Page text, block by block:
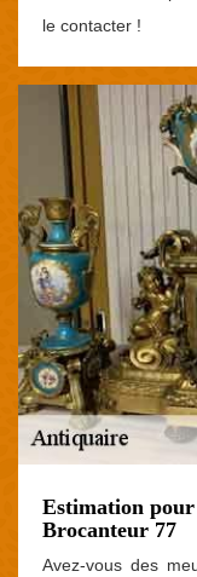
le contacter !
Estimation
Brocanteur 77
Avez-vous des